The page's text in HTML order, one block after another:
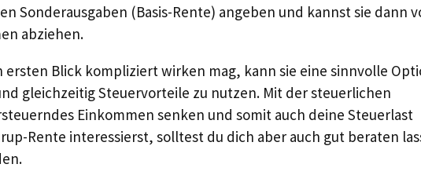
Sonderausgaben (Basis-Rente) angeben und kannst sie dann
abziehen.
ersten Blick kompliziert wirken mag, kann sie eine sinnvolle
gleichzeitig Steuervorteile zu nutzen. Mit der steuerlichen
Einkommen senken und somit auch deine Steuerlast
Rente interessierst, solltest du dich aber auch gut beraten